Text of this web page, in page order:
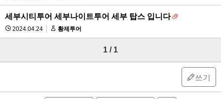
세부시티투어 세부나이트투어 세부 탑스 입니다
2024.04.24 황제투어
1 / 1
쓰기